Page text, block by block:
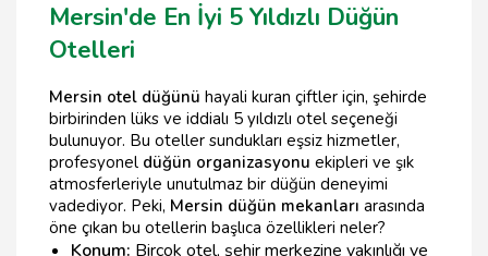
Mersin'de En İyi 5 Yıldızlı Düğün
Otelleri
Mersin otel düğünü hayali kuran çiftler için, şehirde
birbirinden lüks ve iddialı 5 yıldızlı otel seçeneği
bulunuyor. Bu oteller sundukları eşsiz hizmetler,
profesyonel düğün organizasyonu ekipleri ve şık
atmosferleriyle unutulmaz bir düğün deneyimi
vadediyor. Peki, Mersin düğün mekanları arasında
öne çıkan bu otellerin başlıca özellikleri neler?
Konum: Birçok otel, şehir merkezine yakınlığı ve